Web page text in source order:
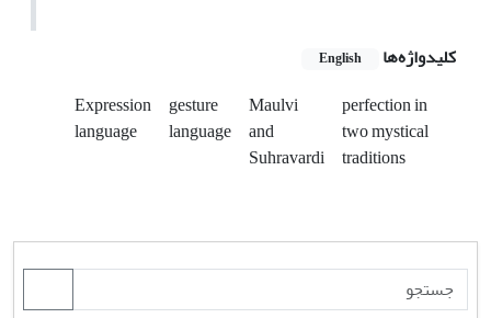
کلیدواژه‌ها English
Expression
language
gesture
language
Maulvi
and
Suhravardi
perfection in
two mystical
traditions